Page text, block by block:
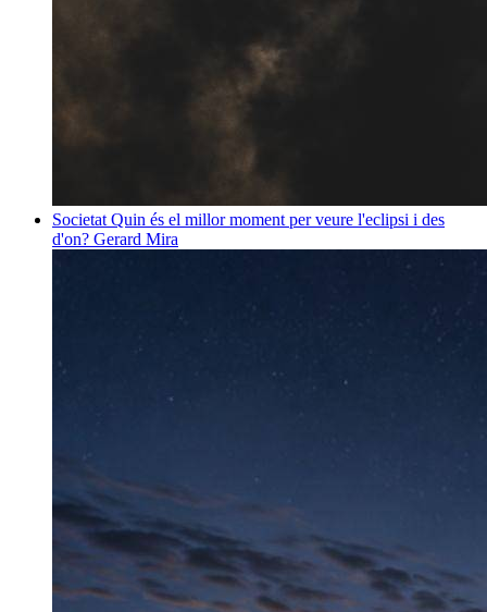
Societat Quin és el millor moment per veure l'eclipsi i des
d'on? Gerard Mira